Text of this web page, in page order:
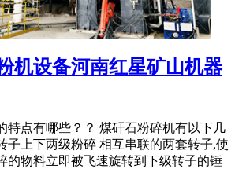
机设备河南红星矿山机器
特点有哪些？？ 煤矸石粉碎机有以下几
子上下两级粉碎 相互串联的两套转子,使
的物料立即被飞速旋转到下级转子的锤